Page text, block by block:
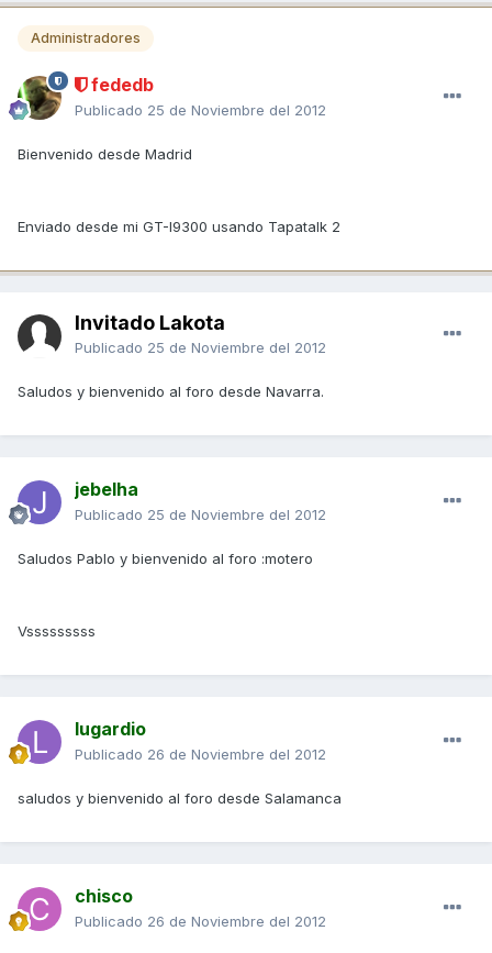
Administradores
fededb
Publicado 25 de Noviembre del 2012
Bienvenido desde Madrid
Enviado desde mi GT-I9300 usando Tapatalk 2
Invitado Lakota
Publicado 25 de Noviembre del 2012
Saludos y bienvenido al foro desde Navarra.
jebelha
Publicado 25 de Noviembre del 2012
Saludos Pablo y bienvenido al foro :motero
Vsssssssss
lugardio
Publicado 26 de Noviembre del 2012
saludos y bienvenido al foro desde Salamanca
chisco
Publicado 26 de Noviembre del 2012